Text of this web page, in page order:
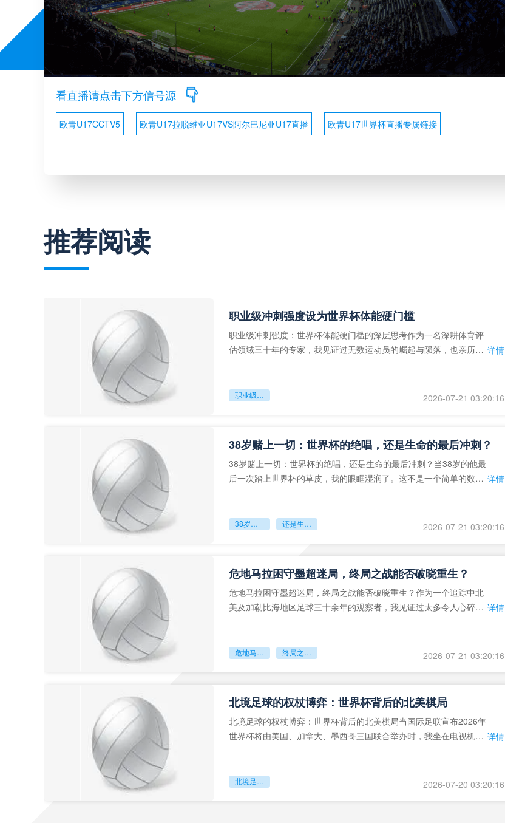
看直播请点击下方信号源
欧青U17CCTV5 欧青U17拉脱维亚U17VS阿尔巴尼亚U17直播 欧青U17世界杯直播专属链接
推荐阅读
职业级冲刺强度设为世界杯体能硬门槛
职业级冲刺强度：世界杯体能硬门槛的深层思考作为一名深耕体育评
估领域三十年的专家，我见证过无数运动员的崛起与陨落，也亲历了 详情
职业级冲刺强度设为世界杯体能硬门槛 2026-07-21 03:20:16
38岁赌上一切：世界杯的绝唱，还是生命的最后冲刺？
38岁赌上一切：世界杯的绝唱，还是生命的最后冲刺？当38岁的他最
后一次踏上世界杯的草皮，我的眼眶湿润了。这不是一个简单的数
详情
38岁赌上一切：世界杯的绝唱 还是生命的最后冲刺？ 2026-07-21 03:20:16
危地马拉困守墨超迷局，终局之战能否破晓重生？
危地马拉困守墨超迷局，终局之战能否破晓重生？作为一个追踪中北
美及加勒比海地区足球三十余年的观察者，我见证过太多令人心碎的 详情
危地马拉困守墨超迷局 终局之战能否破晓重生？ 2026-07-21 03:20:16
北境足球的权杖博弈：世界杯背后的北美棋局
北境足球的权杖博弈：世界杯背后的北美棋局当国际足联宣布2026年
世界杯将由美国、加拿大、墨西哥三国联合举办时，我坐在电视机
详情
北境足球的权杖博弈：世界杯背后的北美棋局 2026-07-20 03:20:16